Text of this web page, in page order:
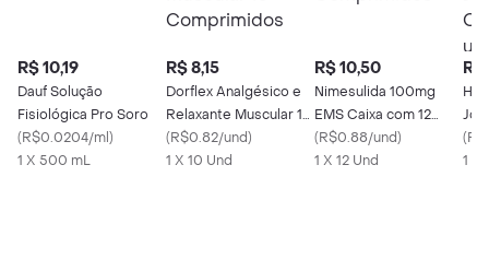
R$ 10,19
Dauf Solução
Fisiológica Pro Soro
(R$0.0204/ml)
1 X 500 mL
R$ 8,15
Dorflex Analgésico e
Relaxante Muscular 10
Comprimidos
(R$0.82/und)
1 X 10 Und
R$ 10,50
Nimesulida 100mg
EMS Caixa com 12
Comprimidos
(R$0.88/und)
1 X 12 Und
R$
(
1 X